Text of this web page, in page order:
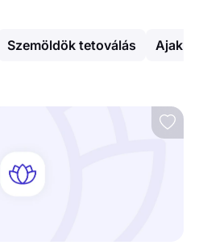
Szemöldök tetoválás Ajak